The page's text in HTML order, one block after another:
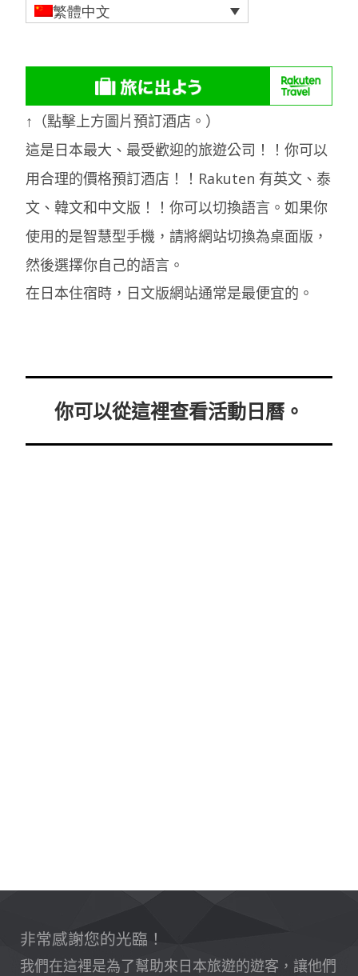
繁體中文
↑（點擊上方圖片預訂酒店。）
這是日本最大、最受歡迎的旅遊公司！！你可以
用合理的價格預訂酒店！！Rakuten 有英文、泰
文、韓文和中文版！！你可以切換語言。如果你
使用的是智慧型手機，請將網站切換為桌面版，
然後選擇你自己的語言。
在日本住宿時，日文版網站通常是最便宜的。
你可以從這裡查看活動日曆。
非常感謝您的光臨！
我們在這裡是為了幫助來日本旅遊的遊客，讓他們